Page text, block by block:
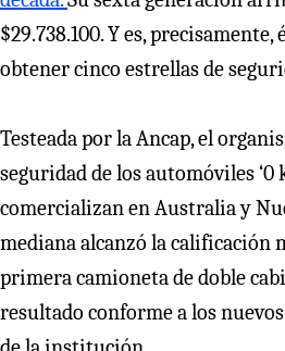
$29.738.100. Y es, precisamente,
obtener cinco estrellas de
Testeada por la Ancap, el
seguridad de los automóviles ‘0
comercializan en Australia y
mediana alcanzó la calificación
primera camioneta de doble
resultado conforme a los